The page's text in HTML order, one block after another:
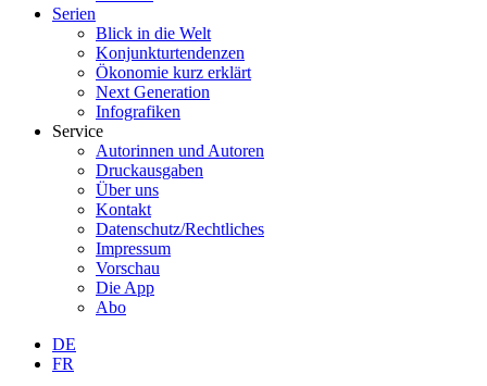
Serien
Blick in die Welt
Konjunkturtendenzen
Ökonomie kurz erklärt
Next Generation
Infografiken
Service
Autorinnen und Autoren
Druckausgaben
Über uns
Kontakt
Datenschutz/Rechtliches
Impressum
Vorschau
Die App
Abo
DE
FR